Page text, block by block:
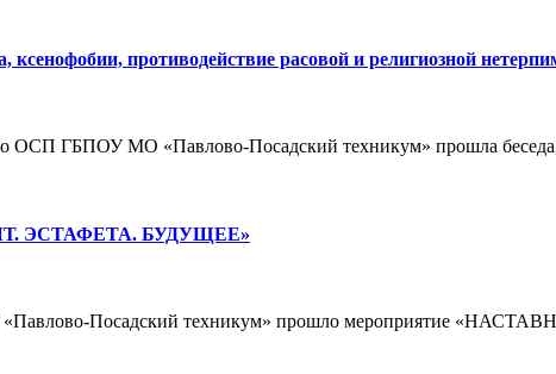
ксенофобии, противодействие расовой и религиозной
ОСП ГБПОУ МО «Павлово-Посадский техникум» прошла
ЭСТАФЕТА. БУДУЩЕЕ»
«Павлово-Посадский техникум» прошло мероприятие